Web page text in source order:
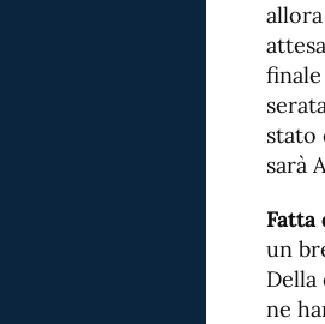
finale
stato
sarà
un
ne